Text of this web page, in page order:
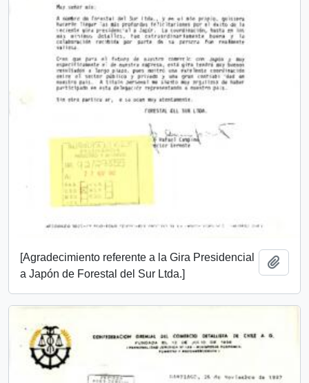
[Agradecimiento referente a la Gira Presidencial
a Japón de Forestal del Sur Ltda.]